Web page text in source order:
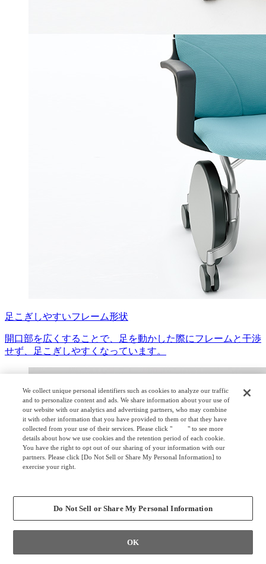
足こぎしやすいフレーム形状
開口部を広くすることで、足を動かした際にフレームと干渉
せず、足こぎしやすくなっています。
We collect unique personal identifiers such as cookies to analyze our traffic
and to personalize content and ads. We share information about your use of
our website with our analytics and advertising partners, who may combine
it with other information that you have provided to them or that they have
collected from your use of their services. Please click "
here" to see more
details about how we use cookies and the retention period of each cookie.
You have the right to opt out of our sharing of your information with our
partners. Please click [Do Not Sell or Share My Personal Information] to
exercise your right.
Do Not Sell or Share My Personal Information
OK